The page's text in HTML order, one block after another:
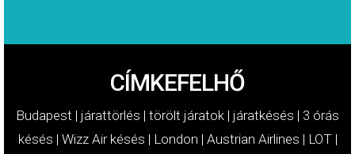
CÍMKEFELHŐ
Budapest | járattörlés | törölt járatok | járatkésés | 3 órás
késés | Wizz Air késés | London | Austrian Airlines | LOT|